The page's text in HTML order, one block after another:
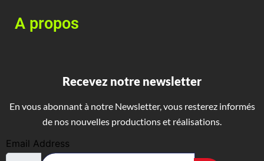
A propos
Recevez notre newsletter
En vous abonnant à notre Newsletter, vous resterez informés
de nos nouvelles productions et réalisations.
Email Address